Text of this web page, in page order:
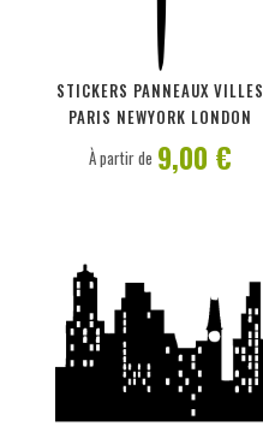
STICKERS PANNEAUX VILLES
PARIS NEWYORK LONDON
PERSONNALISER
À partir de 9,00 €